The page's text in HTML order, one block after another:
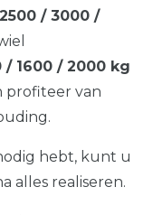
/ 3000 /
/ 1600 / 2000 kg
profiteer van
hebt, kunt u
alles realiseren.